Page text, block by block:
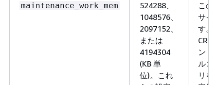
maintenance_work_mem
524288、
1048576、
2097152、
または
4194304
(KB 単
位)。これ
この
サイ
す。
ント
ルコ
リを